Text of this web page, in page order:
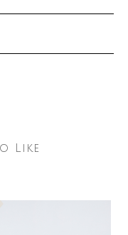
Like